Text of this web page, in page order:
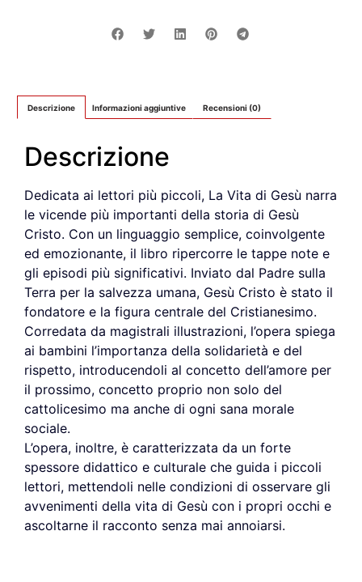
Descrizione Informazioni aggiuntive Recensioni (0)
Descrizione
Dedicata ai lettori più piccoli, La Vita di Gesù narra
le vicende più importanti della storia di Gesù
Cristo. Con un linguaggio semplice, coinvolgente
ed emozionante, il libro ripercorre le tappe note e
gli episodi più significativi. Inviato dal Padre sulla
Terra per la salvezza umana, Gesù Cristo è stato il
fondatore e la figura centrale del Cristianesimo.
Corredata da magistrali illustrazioni, l’opera spiega
ai bambini l’importanza della solidarietà e del
rispetto, introducendoli al concetto dell’amore per
il prossimo, concetto proprio non solo del
cattolicesimo ma anche di ogni sana morale
sociale.
L’opera, inoltre, è caratterizzata da un forte
spessore didattico e culturale che guida i piccoli
lettori, mettendoli nelle condizioni di osservare gli
avvenimenti della vita di Gesù con i propri occhi e
ascoltarne il racconto senza mai annoiarsi.